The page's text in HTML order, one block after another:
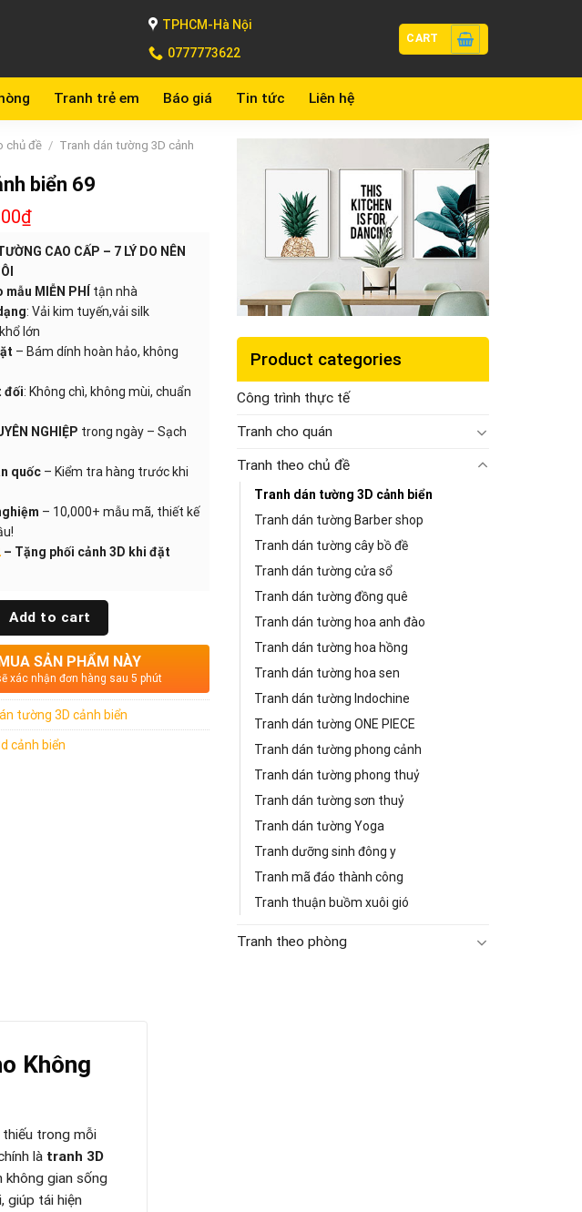
TPHCM-Hà Nội
0777773622
CART
Tranh trẻ em Báo giá Tin tức Liên hệ
chủ đề / Tranh dán tường 3D cảnh
biển 69
₫
CAO CẤP – 7 LÝ DO NÊN
MIỄN PHÍ
tận nhà
: Vải kim tuyến,vải silk
lớn
– Bám dính hoàn hảo, không
đối: Không chì, không mùi, chuẩn
NGHIỆP trong ngày – Sạch
quốc – Kiểm tra hàng trước khi
– 10,000+ mẫu mã, thiết kế
– Tặng phối cảnh 3D khi đặt
Add to cart
SẢN PHẨM NÀY
xác nhận đơn hàng sau 5 phút
tường 3D cảnh biển
cảnh biển
Product categories
Công trình thực tế
Tranh cho quán
Tranh theo chủ đề
Tranh dán tường 3D cảnh biển
Tranh dán tường Barber shop
Tranh dán tường cây bồ đề
Tranh dán tường cửa sổ
Tranh dán tường đồng quê
Tranh dán tường hoa anh đào
Tranh dán tường hoa hồng
Tranh dán tường hoa sen
Tranh dán tường Indochine
Tranh dán tường ONE PIECE
Tranh dán tường phong cảnh
Tranh dán tường phong thuỷ
Tranh dán tường sơn thuỷ
Tranh dán tường Yoga
Tranh dưỡng sinh đông y
Tranh mã đáo thành công
Tranh thuận buồm xuôi gió
Tranh theo phòng
Không
trong mỗi
là tranh 3D
không gian sống
giúp tái hiện